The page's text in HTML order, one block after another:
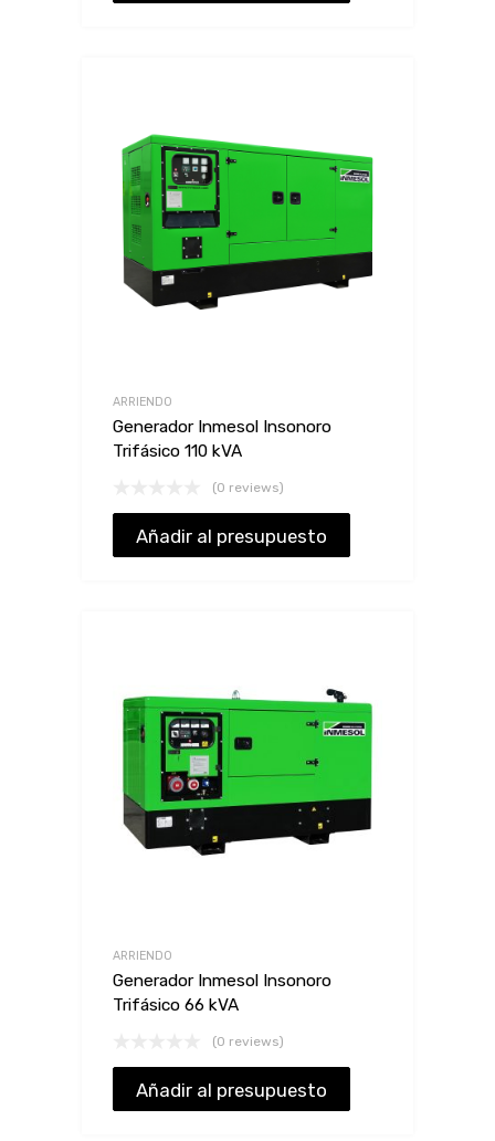
ARRIENDO
Generador Inmesol Insonoro
Trifásico 110 kVA
(0 reviews)
Añadir al presupuesto
ARRIENDO
Generador Inmesol Insonoro
Trifásico 66 kVA
(0 reviews)
Añadir al presupuesto